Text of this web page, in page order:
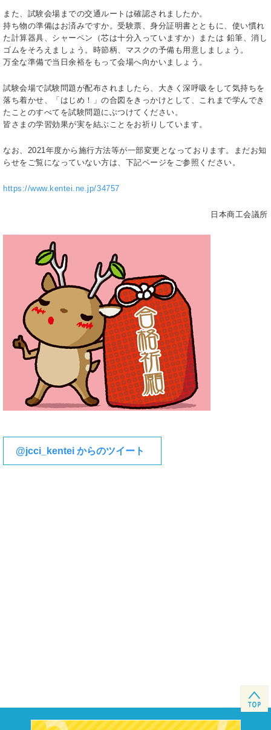
また、試験会場までの交通ルートは確認されましたか。
持ち物の準備はお済みですか。受験票、身分証明書とともに、使い慣れ
た計算器具、シャーペン（芯は十分入っていますか）または 鉛筆、消し
ゴムをそろえましょう。時節柄、マスクの予備も用意しましょう。
万全な準備で当日余裕をもって会場へ向かいましょう。
試験会場で試験問題が配布されましたら、大きく深呼吸をして気持ちを
落ち着かせ、「はじめ！」の合図をきっかけとして、これまで学んでき
たことのすべてを試験問題にぶつけてください。
皆さまの学習効果が実を結ぶことをお祈りしています。
なお、2021年度から施行方法等が一部変更となっております。まだお知
らせをご覧になっていない方は、下記ページをご参照ください。
https://www.kentei.ne.jp/34757
日本商工会議所
@jcci_kentei からのツイート